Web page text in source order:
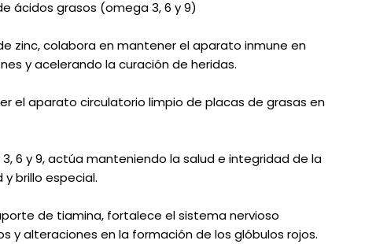
ácidos grasos (omega 3, 6 y 9)
zinc, colabora en mantener el aparato inmune en
y acelerando la curación de heridas.
el aparato circulatorio limpio de placas de grasas en
6 y 9, actúa manteniendo la salud e integridad de la
brillo especial.
de tiamina, fortalece el sistema nervioso
y alteraciones en la formación de los glóbulos rojos.